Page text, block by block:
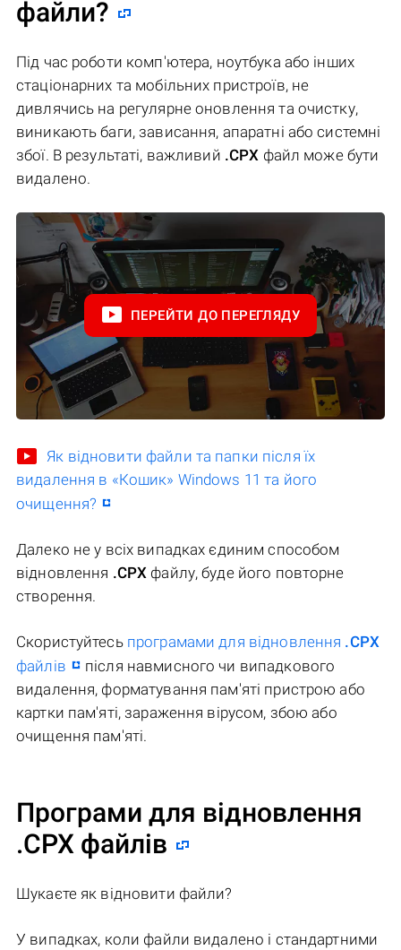
файли?
Під час роботи комп'ютера, ноутбука або інших
стаціонарних та мобільних пристроїв, не
дивлячись на регулярне оновлення та очистку,
виникають баги, зависання, апаратні або системні
збої. В результаті, важливий .CPX файл може бути
видалено.
ПЕРЕЙТИ ДО ПЕРЕГЛЯДУ
Як відновити файли та папки після їх
видалення в «Кошик» Windows 11 та його
очищення?
Далеко не у всіх випадках єдиним способом
відновлення .CPX файлу, буде його повторне
створення.
Скористуйтесь програмами для відновлення .CPX
файлів
після навмисного чи випадкового
видалення, форматування пам'яті пристрою або
картки пам'яті, зараження вірусом, збою або
очищення пам'яті.
Програми для відновлення
.CPX файлів
Шукаєте як відновити файли?
У випадках, коли файли видалено і стандартними